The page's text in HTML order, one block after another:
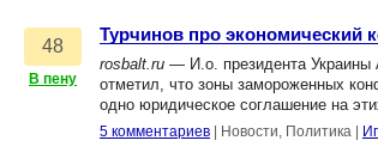
48
В пену
Турчинов про экономический
rosbalt.ru — И.о. президента Украины
отметил, что зоны замороженных
одно юридическое соглашение на
5 комментариев Новости, Политика